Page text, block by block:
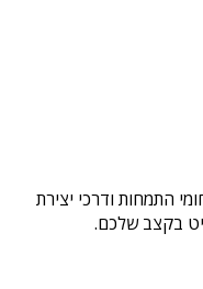
התמחות ודרכי יצירת
בקצב שלכם.